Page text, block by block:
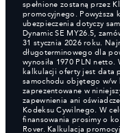
spełnione zostaną przez
promocyjnego. Powyższa
ubezpieczenia dotyczy
Dynamic SE MY26.5,
31 stycznia 2026 roku.
długoterminowego dla
wynosiła 1970 PLN netto.
kalkulacji oferty jest data
samochodu objętego w/w
zaprezentowane w
zapewnienia ani
Kodeksu Cywilnego. W
finansowania prosimy o
Rover. Kalkulacja